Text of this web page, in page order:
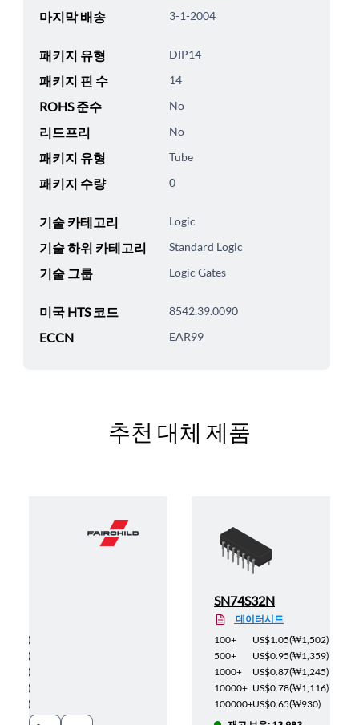
마지막 배송 3-1-2004
패키지 유형 DIP14
패키지 핀 수 14
ROHS 준수 No
리드프리 No
패키지 유형 Tube
패키지 수량 0
기술 카테고리 Logic
기술 하위 카테고리 Standard Logic
기술 그룹 Logic Gates
미국 HTS 코드 8542.39.0090
ECCN EAR99
추천 대체 제품
)
)
)
)
)
SN74S32N
데이터시트
100+
US$1.05(₩1,502)
500+
US$0.95(₩1,359)
1000+
US$0.87(₩1,245)
10000+ US$0.78(₩1,116)
100000+US$0.65(₩930)